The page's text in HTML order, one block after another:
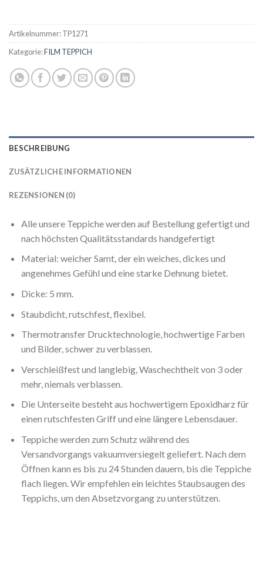
Artikelnummer:TP1271
Kategorie:FILM TEPPICH
BESCHREIBUNG
ZUSÄTZLICHE INFORMATIONEN
REZENSIONEN (0)
Alle unsere Teppiche werden auf Bestellung gefertigt und
nach höchsten Qualitätsstandards handgefertigt
Material: weicher Samt, der ein weiches, dickes und
angenehmes Gefühl und eine starke Dehnung bietet.
Dicke: 5 mm.
Staubdicht, rutschfest, flexibel.
Thermotransfer Drucktechnologie, hochwertige Farben
und Bilder, schwer zu verblassen.
Verschleißfest und langlebig, Waschechtheit von 3 oder
mehr, niemals verblassen.
Die Unterseite besteht aus hochwertigem Epoxidharz für
einen rutschfesten Griff und eine längere Lebensdauer.
Teppiche werden zum Schutz während des
Versandvorgangs vakuumversiegelt geliefert. Nach dem
Öffnen kann es bis zu 24 Stunden dauern, bis die Teppiche
flach liegen. Wir empfehlen ein leichtes Staubsaugen des
Teppichs, um den Absetzvorgang zu unterstützen.